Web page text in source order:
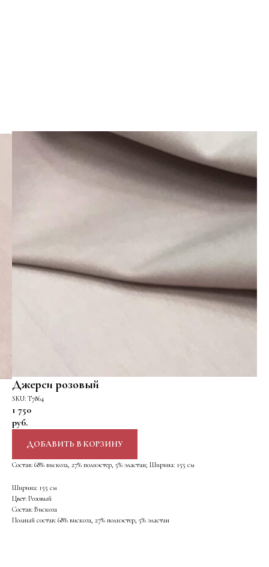
Джерси розовый
SKU: Т7864
1 750
руб.
ДОБАВИТЬ В КОРЗИНУ
Состав: 68% вискоза, 27% полиэстер, 5% эластан; Ширина: 155 см
Ширина: 155 см
Цвет: Розовый
Состав: Вискоза
Полный состав: 68% вискоза, 27% полиэстер, 5% эластан